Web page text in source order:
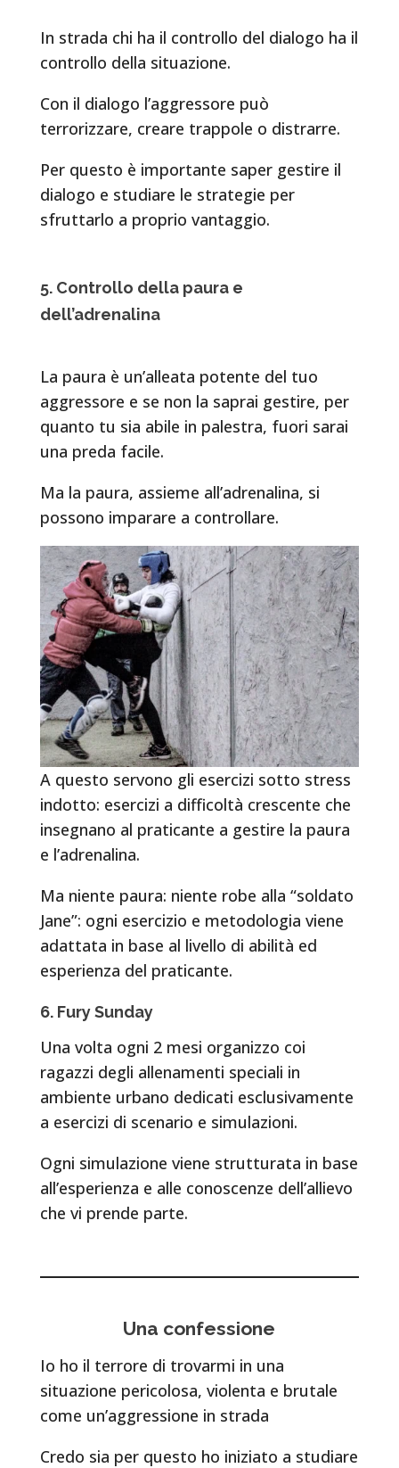
In strada chi ha il controllo del dialogo ha il
controllo della situazione.
Con il dialogo l’aggressore può
terrorizzare, creare trappole o distrarre.
Per questo è importante saper gestire il
dialogo e studiare le strategie per
sfruttarlo a proprio vantaggio.
5. Controllo della paura e
dell’adrenalina
La paura è un’alleata potente del tuo
aggressore e se non la saprai gestire, per
quanto tu sia abile in palestra, fuori sarai
una preda facile.
Ma la paura, assieme all’adrenalina, si
possono imparare a controllare.
A questo servono gli esercizi sotto stress
indotto: esercizi a difficoltà crescente che
insegnano al praticante a gestire la paura
e l’adrenalina.
Ma niente paura: niente robe alla “soldato
Jane”: ogni esercizio e metodologia viene
adattata in base al livello di abilità ed
esperienza del praticante.
6. Fury Sunday
Una volta ogni 2 mesi organizzo coi
ragazzi degli allenamenti speciali in
ambiente urbano dedicati esclusivamente
a esercizi di scenario e simulazioni.
Ogni simulazione viene strutturata in base
all’esperienza e alle conoscenze dell’allievo
che vi prende parte.
Una confessione
Io ho il terrore di trovarmi in una
situazione pericolosa, violenta e brutale
come un’aggressione in strada
Credo sia per questo ho iniziato a studiare